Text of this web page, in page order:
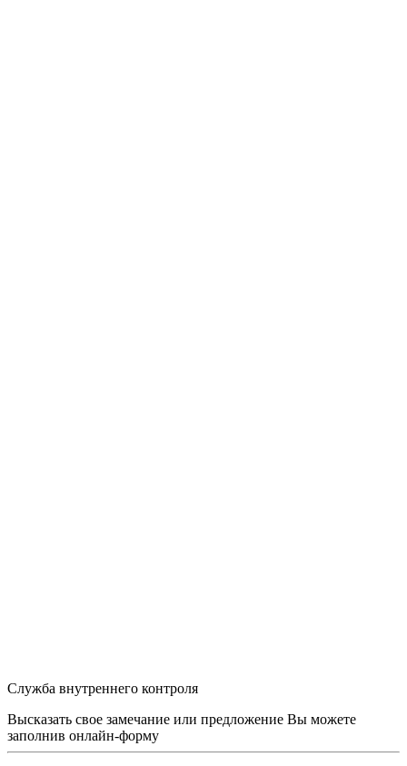
Служба внутреннего контроля
Высказать свое замечание или предложение Вы можете
заполнив онлайн-форму